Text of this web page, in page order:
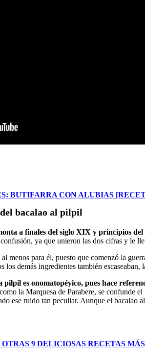
BUTIFARRA CON ALUBIAS
bacalao al pilpil
a finales del siglo XIX y principios
ya que unieron las dos cifras y le
menos para él, puesto que comenzó la
los demás ingredientes también
pilpil es onomatopéyico, pues hace
la Marquesa de Parabere, se confunde
ese ruido tan peculiar. Aunque el bacalao
9 DELICIOSAS RECETAS